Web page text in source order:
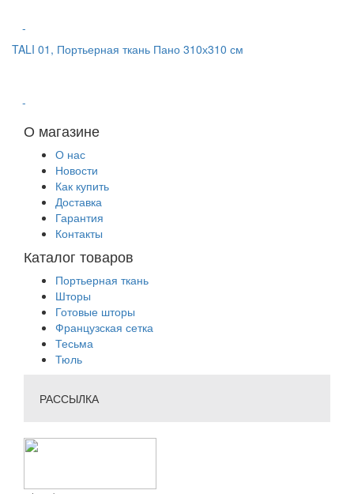
-
TALI 01, Портьерная ткань Пано 310х310 см
-
О магазине
О нас
Новости
Как купить
Доставка
Гарантия
Контакты
Каталог товаров
Портьерная ткань
Шторы
Готовые шторы
Французская сетка
Тесьма
Тюль
РАССЫЛКА